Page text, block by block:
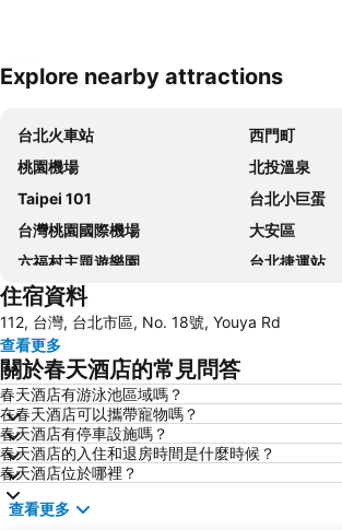
展開地圖
Explore nearby attractions
台北火車站
西門町
桃園機場
北投溫泉
Taipei 101
台北小巨蛋
台灣桃園國際機場
大安區
六福村主題遊樂園
台北捷運站
桃園高鐵站
新北投
烏來溫泉
陽明山
捷運忠孝敦化站
大安森林公園
捷運忠孝復興站
內湖區
士林夜市
中正紀念堂
礁溪車站
桃園火車站
九份
住宿資料
112, 台灣, 台北市區, No. 18號, Youya Rd
查看更多
關於春天酒店的常見問答
春天酒店有游泳池區域嗎？
在春天酒店可以攜帶寵物嗎？
春天酒店有停車設施嗎？
春天酒店的入住和退房時間是什麼時候？
春天酒店位於哪裡？
查看更多